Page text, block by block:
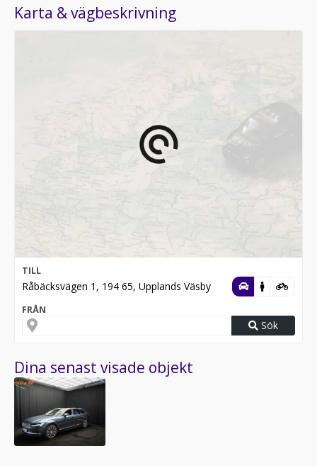
Karta & vägbeskrivning
TILL
Råbäcksvägen 1, 194 65, Upplands Väsby
FRÅN
Sök
Dina senast visade objekt